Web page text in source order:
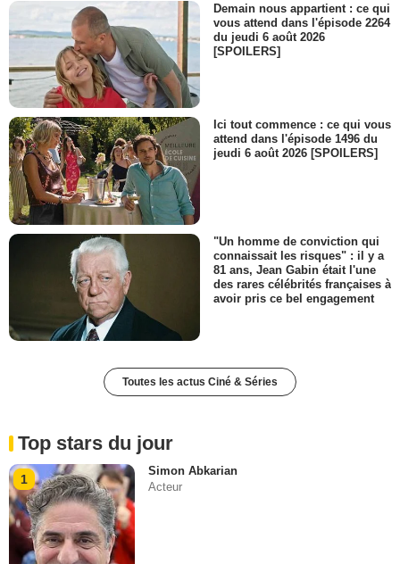
Demain nous appartient : ce qui
vous attend dans l'épisode 2264
du jeudi 6 août 2026
[SPOILERS]
Ici tout commence : ce qui vous
attend dans l'épisode 1496 du
jeudi 6 août 2026 [SPOILERS]
"Un homme de conviction qui
connaissait les risques" : il y a
81 ans, Jean Gabin était l'une
des rares célébrités françaises à
avoir pris ce bel engagement
Toutes les actus Ciné & Séries
Top stars du jour
1
Simon Abkarian
Acteur